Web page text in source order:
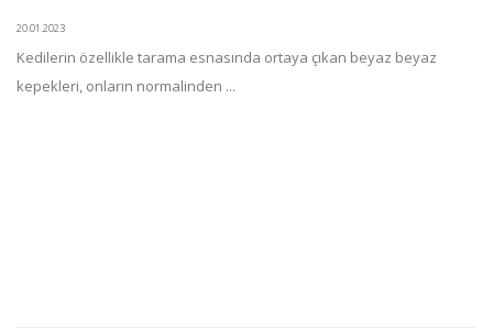
20.01.2023
Kedilerin özellikle tarama esnasında ortaya çıkan beyaz beyaz
kepekleri, onların normalinden ...